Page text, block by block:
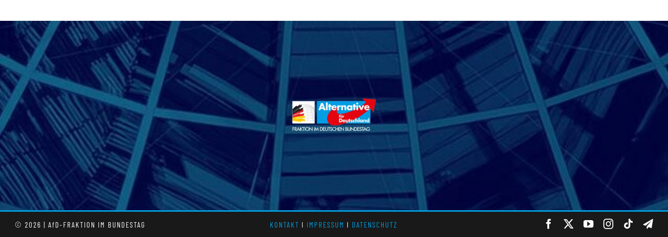
© 2026 | AfD-FRAKTION IM BUNDESTAG KONTAKT l IMPRESSUM l DATENSCHUTZ